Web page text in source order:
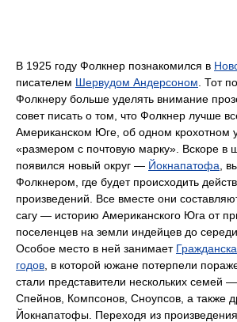
В 1925 году Фолкнер познакомился в
писателем Шервудом Андерсоном . Тот
Фолкнеру больше уделять внимание
совет писать о том, что Фолкнер лучше
Американском Юге, об одном крохотном
«размером с почтовую марку». Вскоре в
появился новый округ — Йокнапатофа ,
Фолкнером, где будет происходить
произведений. Все вместе они
сагу — историю Американского Юга от
поселенцев на земли индейцев до
Особое место в ней занимает
годов , в которой южане потерпели
стали представители нескольких семей
Спейнов, Компсонов, Сноупсов, а также
Йокнапатофы. Переходя из